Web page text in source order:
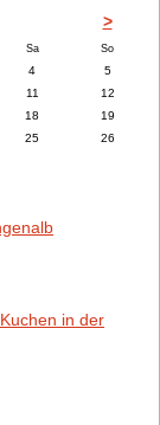
>
Samstag Sonntag
4
5
11
12
18
19
25
26
in der